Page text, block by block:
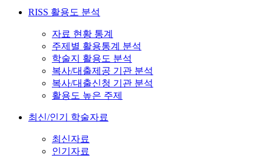
RISS 활용도 분석
자료 현황 통계
주제별 활용통계 분석
학술지 활용도 분석
복사/대출제공 기관 분석
복사/대출신청 기관 분석
활용도 높은 주제
최신/인기 학술자료
최신자료
인기자료